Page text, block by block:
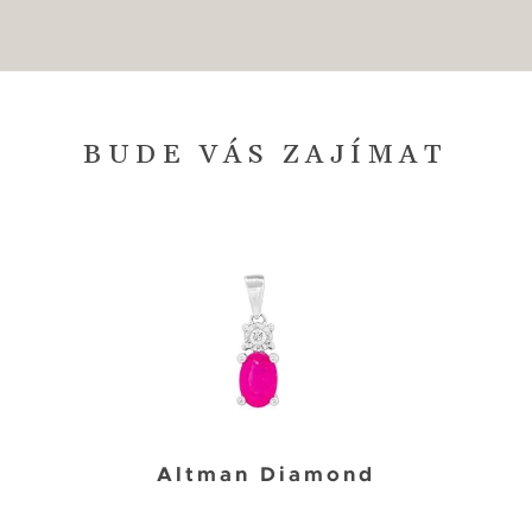
BUDE VÁS ZAJÍMAT
Altman Diamond